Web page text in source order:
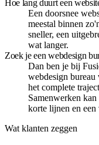
Hoe lang duurt een
Een doorsnee
meestal binnen
sneller, een
wat langer.
Zoek je een webdesign
Dan ben je bij
webdesign
het complete
Samenwerken
korte lijnen en een
Wat klanten zeggen